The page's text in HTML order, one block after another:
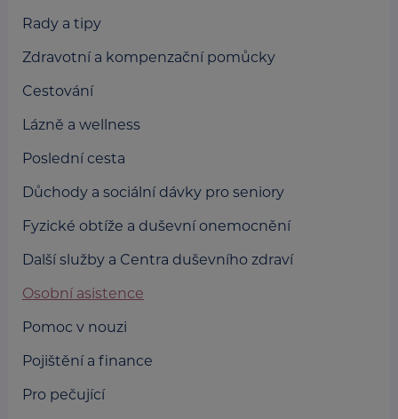
Rady a tipy
Zdravotní a kompenzační pomůcky
Cestování
Lázně a wellness
Poslední cesta
Důchody a sociální dávky pro seniory
Fyzické obtíže a duševní onemocnění
Další služby a Centra duševního zdraví
Osobní asistence
Pomoc v nouzi
Pojištění a finance
Pro pečující